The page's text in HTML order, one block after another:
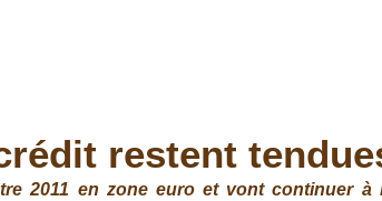
restent
2011 en zone euro et vont continuer